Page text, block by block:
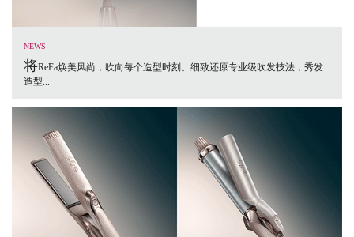
NEWS
将ReFa焕美风尚，吹向每个造型时刻。细致还原专业级吹发技法，秀发
造型...